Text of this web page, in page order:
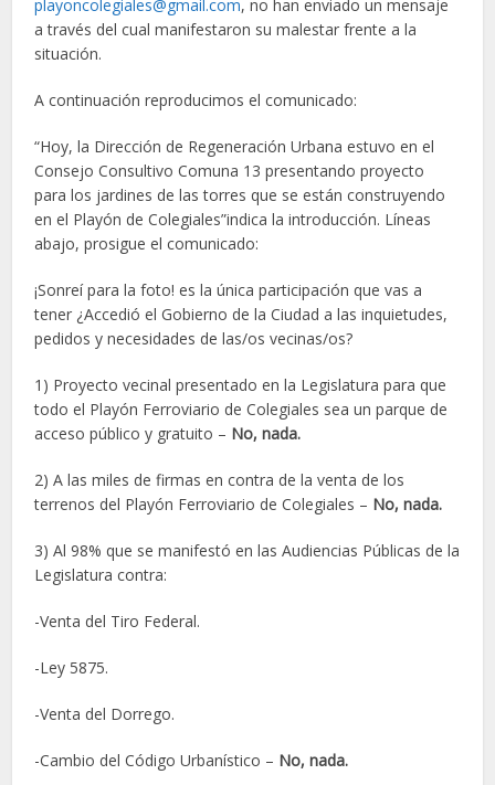
playoncolegiales@gmail.com, no han enviado un mensaje
a través del cual manifestaron su malestar frente a la
situación.
A continuación reproducimos el comunicado:
“Hoy, la Dirección de Regeneración Urbana estuvo en el
Consejo Consultivo Comuna 13 presentando proyecto
para los jardines de las torres que se están construyendo
en el Playón de Colegiales”indica la introducción. Líneas
abajo, prosigue el comunicado:
¡Sonreí para la foto! es la única participación que vas a
tener ¿Accedió el Gobierno de la Ciudad a las inquietudes,
pedidos y necesidades de las/os vecinas/os?
1) Proyecto vecinal presentado en la Legislatura para que
todo el Playón Ferroviario de Colegiales sea un parque de
acceso público y gratuito – No, nada.
2) A las miles de firmas en contra de la venta de los
terrenos del Playón Ferroviario de Colegiales – No, nada.
3) Al 98% que se manifestó en las Audiencias Públicas de la
Legislatura contra:
-Venta del Tiro Federal.
-Ley 5875.
-Venta del Dorrego.
-Cambio del Código Urbanístico – No, nada.